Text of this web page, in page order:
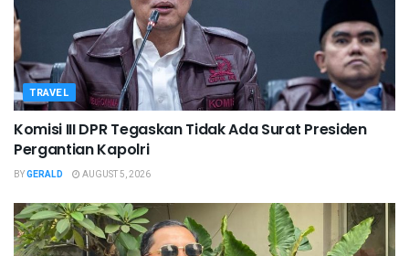
TRAVEL
Komisi III DPR Tegaskan Tidak Ada Surat Presiden
Pergantian Kapolri
BYGERALD AUGUST 5, 2026